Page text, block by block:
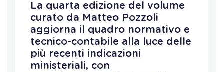
La quarta edizione del volume
curato da Matteo Pozzoli
aggiorna il quadro normativo e
tecnico-contabile alla luce delle
più recenti indicazioni
ministeriali, con